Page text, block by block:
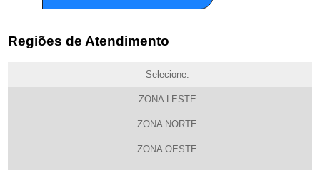
Regiões de Atendimento
Selecione:
ZONA LESTE
ZONA NORTE
ZONA OESTE